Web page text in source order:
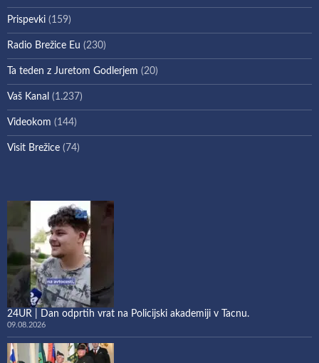
Prispevki (159)
Radio Brežice Eu (230)
Ta teden z Juretom Godlerjem (20)
Vaš Kanal (1.237)
Videokom (144)
Visit Brežice (74)
24UR | Dan odprtih vrat na Policijski akademiji v Tacnu.
09.08.2026